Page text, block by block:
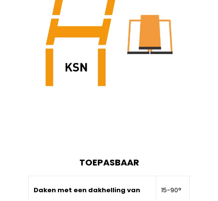
TOEPASBAAR
Daken met een dakhelling van 15-90°